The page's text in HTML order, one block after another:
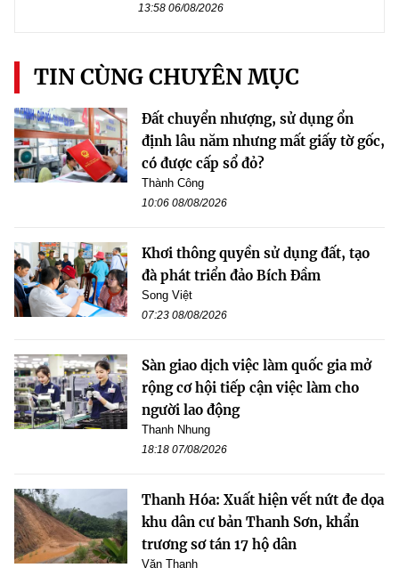
13:58 06/08/2026
TIN CÙNG CHUYÊN MỤC
Đất chuyển nhượng, sử dụng ổn
định lâu năm nhưng mất giấy tờ gốc,
có được cấp sổ đỏ?
Thành Công
10:06 08/08/2026
Khơi thông quyền sử dụng đất, tạo
đà phát triển đảo Bích Đầm
Song Việt
07:23 08/08/2026
Sàn giao dịch việc làm quốc gia mở
rộng cơ hội tiếp cận việc làm cho
người lao động
Thanh Nhung
18:18 07/08/2026
Thanh Hóa: Xuất hiện vết nứt đe dọa
khu dân cư bản Thanh Sơn, khẩn
trương sơ tán 17 hộ dân
Văn Thanh